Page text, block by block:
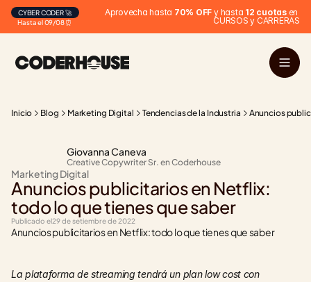
Hasta el 09/08 ⏰
CYBER CODER 🚀 Aprovecha hasta 70% OFF y hasta 12 cuotas en
CURSOS y CARRERAS
Inicio Blog Marketing Digital Tendencias de la Industria Anuncios
Giovanna Caneva
Creative Copywriter Sr. en Coderhouse
Marketing Digital
Anuncios publicitarios en Netflix:
todo lo que tienes que saber
Publicado el29 de setiembre de 2022
Anuncios publicitarios en Netflix: todo lo que tienes que saber
La plataforma de streaming tendrá un plan low cost con